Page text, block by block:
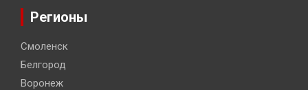
Регионы
Смоленск
Белгород
Воронеж